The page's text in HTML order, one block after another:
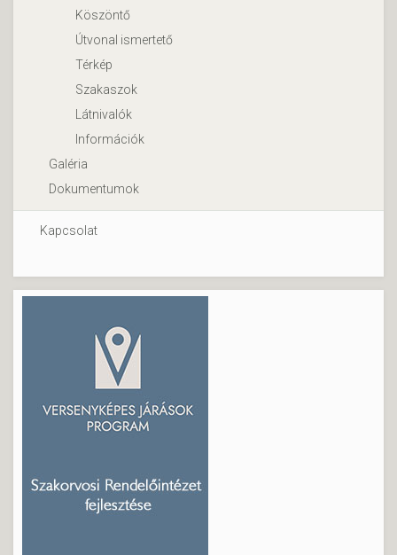
Köszöntő
Útvonal ismertető
Térkép
Szakaszok
Látnivalók
Információk
Galéria
Dokumentumok
Kapcsolat